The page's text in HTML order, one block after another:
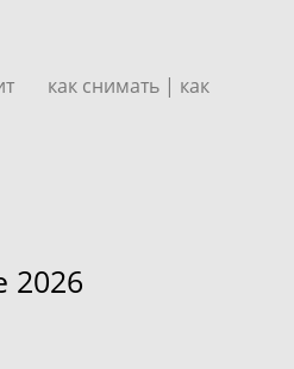
как снимать | как
2026